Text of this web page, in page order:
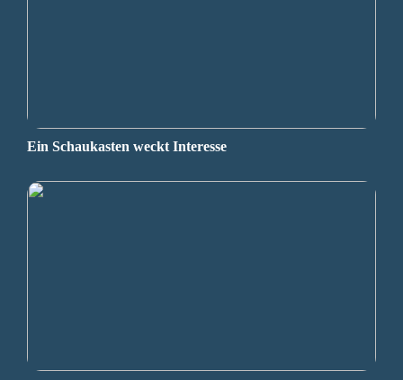
Ein Schaukasten weckt Interesse